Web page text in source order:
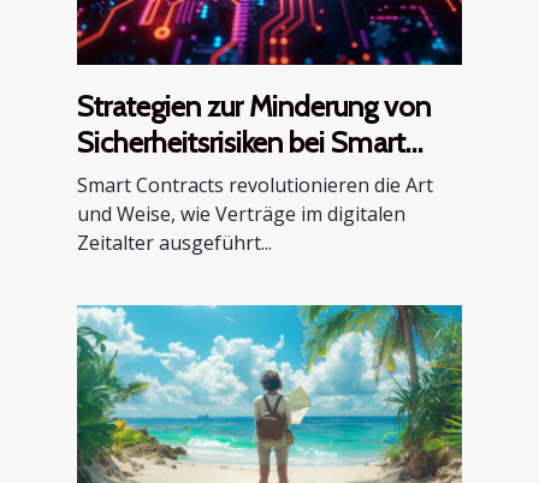
Strategien zur Minderung von
Sicherheitsrisiken bei Smart
Contracts
Smart Contracts revolutionieren die Art
und Weise, wie Verträge im digitalen
Zeitalter ausgeführt...